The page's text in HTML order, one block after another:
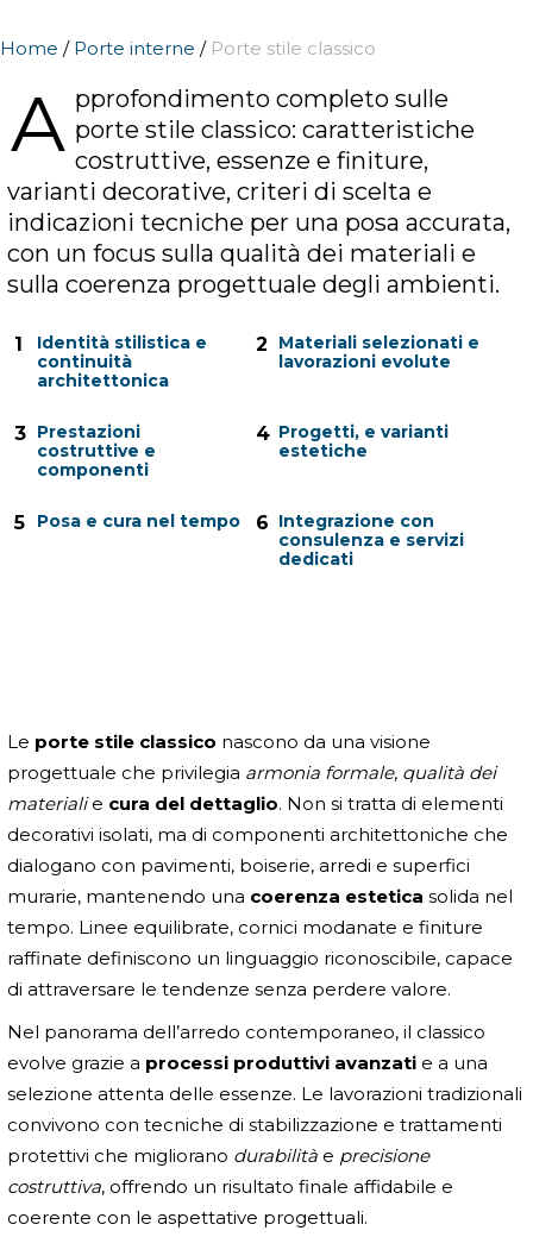
Home /Porte interne / Porte stile classico
A pprofondimento completo sulle
porte stile classico: caratteristiche
costruttive, essenze e finiture,
varianti decorative, criteri di scelta e
indicazioni tecniche per una posa accurata,
con un focus sulla qualità dei materiali e
sulla coerenza progettuale degli ambienti.
1
Identità stilistica e
continuità
architettonica
2
Materiali selezionati e
lavorazioni evolute
3 Prestazioni
costruttive e
componenti
4 Progetti, e varianti
estetiche
5 Posa e cura nel tempo 6 Integrazione con
consulenza e servizi
dedicati
Le porte stile classico nascono da una visione
progettuale che privilegia armonia formale, qualità dei
materialie cura del dettaglio. Non si tratta di elementi
decorativi isolati, ma di componenti architettoniche che
dialogano con pavimenti, boiserie, arredi e superfici
murarie, mantenendo una coerenza estetica solida nel
tempo. Linee equilibrate, cornici modanate e finiture
raffinate definiscono un linguaggio riconoscibile, capace
di attraversare le tendenze senza perdere valore.
Nel panorama dell’arredo contemporaneo, il classico
evolve grazie a processi produttivi avanzati e a una
selezione attenta delle essenze. Le lavorazioni tradizionali
convivono con tecniche di stabilizzazione e trattamenti
protettivi che migliorano durabilità e precisione
costruttiva, offrendo un risultato finale affidabile e
coerente con le aspettative progettuali.